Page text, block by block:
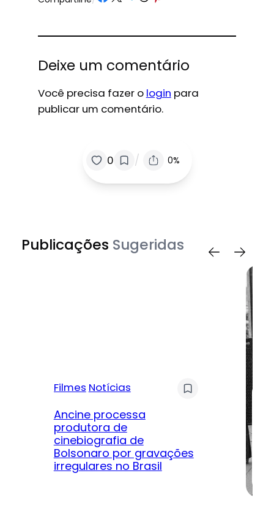
Deixe um comentário
Você precisa fazer o login para
publicar um comentário.
0 / 0%
Publicações Sugeridas
Filmes Notícias
Ancine processa
produtora de
cinebiografia de
Bolsonaro por gravações
irregulares no Brasil